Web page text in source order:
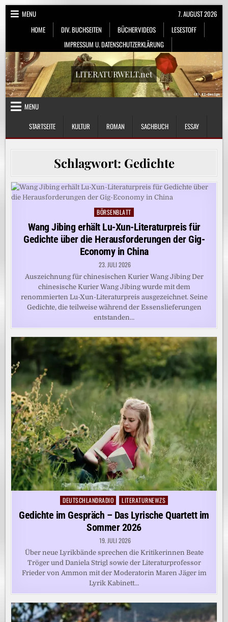
Skip
MENU
HOME
DIV. BUCHSEITEN BÜCHERVIDEOS
LESESTOFF
IMPRESSUM U. DATENSCHUTZERKLÄRUNG
7. AUGUST 2026
LITERATURWELT.net
MENU
STARTSEITE
KULTUR ROMAN SACHBUCH ESSAY
Schlagwort: Gedichte
Posted
in
BÖRSENBLATT
Wang Jibing erhält Lu-Xun-Literaturpreis für
Gedichte über die Herausforderungen der Gig-
Economy in China
23. JULI 2026
Auszeichnung für chinesischen Kurier Wang Jibing Der
chinesische Kurier Wang Jibing wurde mit dem
renommierten Lu-Xun-Literaturpreis ausgezeichnet. Seine
Gedichte, die teilweise während der Essenslieferungen
entstanden…
Posted
DEUTSCHLANDRADIO LITERATURNEWZS
Gedichte im Gespräch – Das Lyrische Quartett im
Sommer 2026
19. JULI 2026
Über neue Lyrikbände sprechen die Kritikerinnen Beate
Tröger und Daniela Strigl sowie der Literaturprofessor
Frieder von Ammon mit der Moderatorin Maren Jäger im
Lyrik Kabinett…